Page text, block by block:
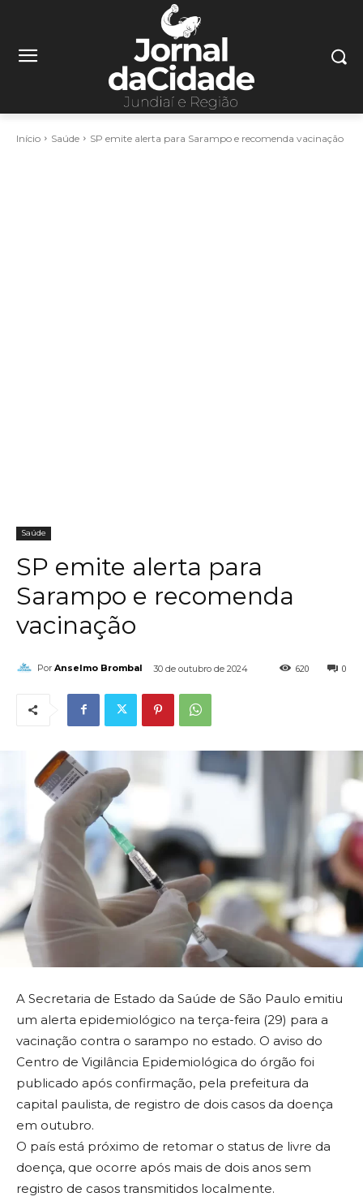
Início Saúde SP emite alerta para Sarampo e recomenda vacinação
Saúde
SP emite alerta para
Sarampo e recomenda
vacinação
Por Anselmo Brombal 30 de outubro de 2024 0
620
A Secretaria de Estado da Saúde de São Paulo emitiu
um alerta epidemiológico na terça-feira (29) para a
vacinação contra o sarampo no estado. O aviso do
Centro de Vigilância Epidemiológica do órgão foi
publicado após confirmação, pela prefeitura da
capital paulista, de registro de dois casos da doença
em outubro.
O país está próximo de retomar o status de livre da
doença, que ocorre após mais de dois anos sem
registro de casos transmitidos localmente.